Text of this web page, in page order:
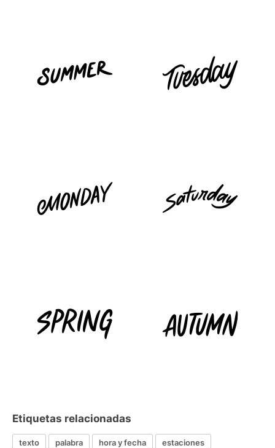
Etiquetas relacionadas
texto palabra hora y fecha
estaciones